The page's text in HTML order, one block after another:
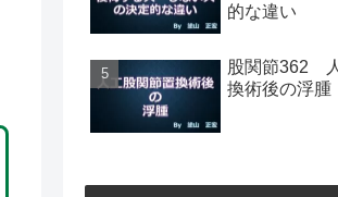
的な違い
股関節362
換術後の浮腫